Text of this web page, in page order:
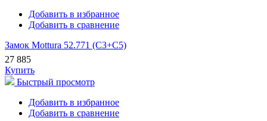
Добавить в избранное
Добавить в сравнение
Замок Mottura 52.771 (С3+С5)
27 885
Купить
Быстрый просмотр
Добавить в избранное
Добавить в сравнение